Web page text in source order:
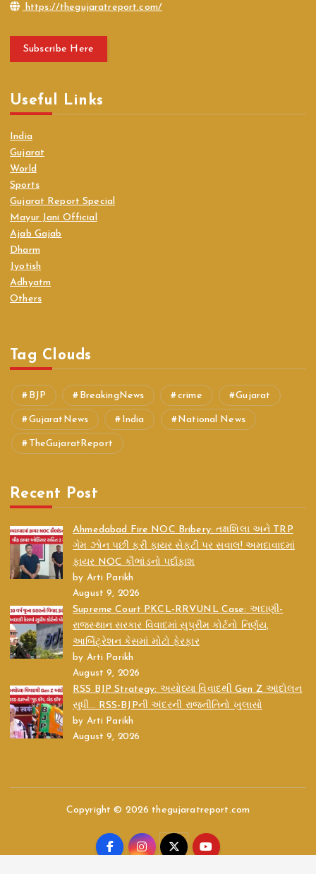
https://thegujaratreport.com/
Subscribe Here
Useful Links
India
Gujarat
World
Sports
Gujarat Report Special
Mayur Jani Official
Ajab Gajab
Dharm
Jyotish
Adhyatm
Others
Tag Clouds
BJP BreakingNews crime Gujarat
GujaratNews India National News
TheGujaratReport
Recent Post
Ahmedabad Fire NOC Bribery: તક્ષશિલા અને TRP
ગેમ ઝોન પછી ફરી ફાયર સેફ્ટી પર સવાલ! અમદાવાદમાં
ફાયર NOC કૌભાંડનો પર્દાફાશ
by Arti Parikh
August 9, 2026
Supreme Court PKCL-RRVUNL Case: અદાણી-
રાજસ્થાન સરકાર વિવાદમાં સુપ્રીમ કોર્ટનો નિર્ણય,
આર્બિટ્રેશન કેસમાં મોટો ફેરફાર
by Arti Parikh
August 9, 2026
RSS BJP Strategy: અયોધ્યા વિવાદથી Gen Z આંદોલન
સુધી… RSS-BJPની અંદરની રાજનીતિનો ખુલાસો
by Arti Parikh
August 9, 2026
Copyright © 2026 thegujaratreport.com